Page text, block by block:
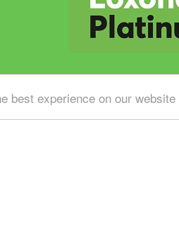
best experience on our website